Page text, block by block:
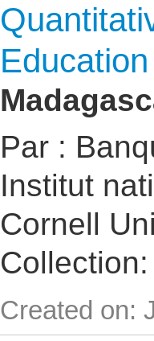
Par :
Institut
Cornell
Collection:
Created on: